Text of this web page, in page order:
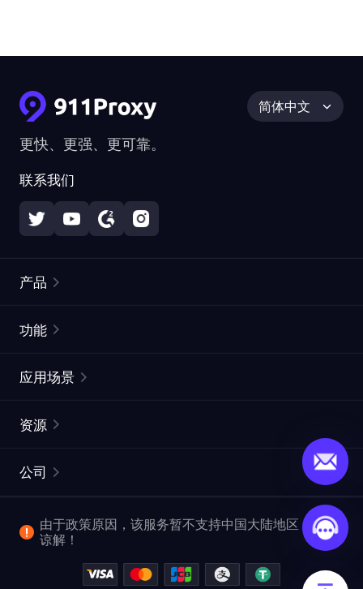
更快、更强、更可靠。
联系我们
简体中文
产品
静态住宅代理
网页抓取 API
视频下载 API
功能
ISP代理
ProxySite
应用场景
市场研究
爬行和索引
查看全部使用场景
资源
常见问题解答
位置
公司
企业服务
反洗钱合规计划
由于政策原因，该服务暂不支持中国大陆地区，敬请
谅解！